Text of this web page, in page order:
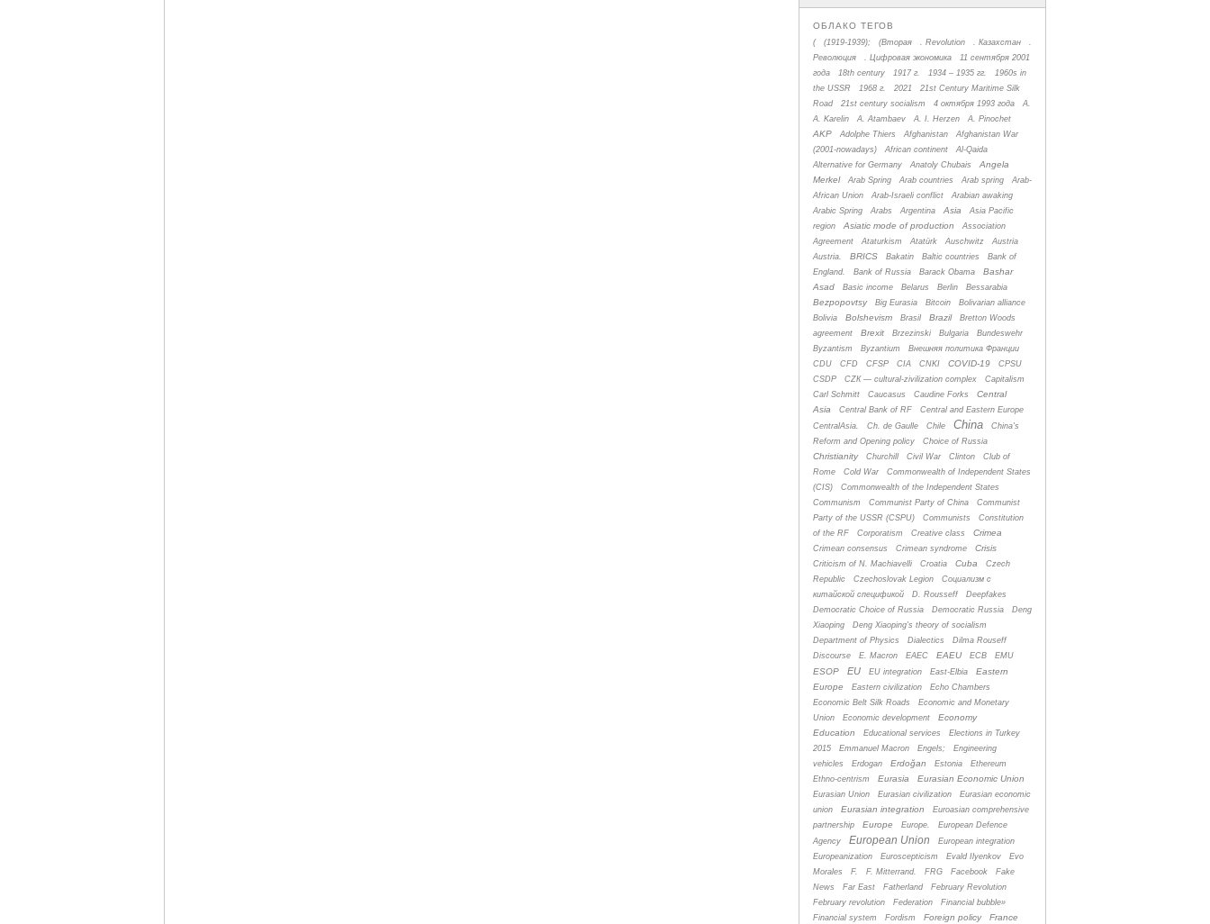
ОБЛАКО ТЕГОВ
( (1919-1939); (Вторая . Revolution . Казахстан
.
Революция
. Цифровая экономика
11 сентября 2001
года
18th century 1917 г. 1934 – 1935 гг.
1960s in
the USSR
1968 г. 2021
21st Century Maritime Silk
Road
21st century socialism 4 октября 1993 года
A.
A. Karelin
A. Atambaev A. I. Herzen A. Pinochet
AKP Adolphe Thiers Afghanistan
Afghanistan War
(2001-nowadays)
African continent
Al-Qaida
Alternative for Germany
Anatoly Chubais
Angela
Merkel
Arab Spring Arab countries Arab spring
Arab-
African Union
Arab-Israeli conflict
Arabian awaking
Arabic Spring
Arabs Argentina Asia
Asia Pacific
region
Asiatic mode of production
Association
Agreement
Ataturkism Atatürk Auschwitz
Austria
Austria.
BRICS Bakatin Baltic countries
Bank of
England.
Bank of Russia Barack Obama
Bashar
Asad
Basic income Belarus Berlin Bessarabia
Bezpopovtsy Big Eurasia Bitcoin
Bolivarian alliance
Bolivia
Bolshevism Brasil Brazil
Bretton Woods
agreement
Brexit Brzezinski Bulgaria
Bundeswehr
Byzantism
Byzantium
Bнешняя политика Франции
CDU
CFD CFSP CIA CNKI COVID-19
CPSU
CSDP
CZК — cultural-zivilization complex
Capitalism
Carl Schmitt
Caucasus Caudine Forks
Central
Asia
Central Bank of RF
Central and Eastern Europe
CentralAsia.
Ch. de Gaulle Chile China
China's
Reform and Opening policy
Choice of Russia
Christianity Churchill Civil War Clinton
Club of
Rome
Cold War
Commonwealth of Independent States
(CIS)
Commonwealth of the Independent States
Communism
Communist Party of China
Communist
Party of the USSR (CSPU)
Communists
Constitution
of the RF
Corporatism Creative class Crimea
Crimean consensus Crimean syndrome Crisis
Criticism of N. Machiavelli Croatia Cuba
Czech
Republic
Czechoslovak Legion
Cоциализм с
китайской спецификой
D. Rousseff
Deepfakes
Democratic Choice of Russia
Democratic Russia
Deng
Xiaoping
Deng Xiaoping's theory of socialism
Department of Physics
Dialectics
Dilma Rouseff
Discourse
E. Macron EAEC EAEU ECB EMU
ESOP EU EU integration East-Elbia
Eastern
Europe
Eastern civilization
Echo Chambers
Economic Belt Silk Roads
Economic and Monetary
Union
Economic development
Economy
Education
Educational services
Elections in Turkey
2015
Emmanuel Macron Engels;
Engineering
vehicles
Erdogan Erdoğan Estonia
Ethereum
Ethno-centrism
Eurasia Eurasian Economic Union
Eurasian Union Eurasian civilization
Eurasian economic
union
Eurasian integration
Euroasian comprehensive
partnership
Europe Europe.
European Defence
Agency
European Union
European integration
Europeanization
Euroscepticism Evald Ilyenkov
Evo
Morales
F. F. Mitterrand. FRG Facebook
Fake
News
Far East Fatherland
February Revolution
February revolution
Federation
Financial bubble»
Financial system
Fordism Foreign policy France